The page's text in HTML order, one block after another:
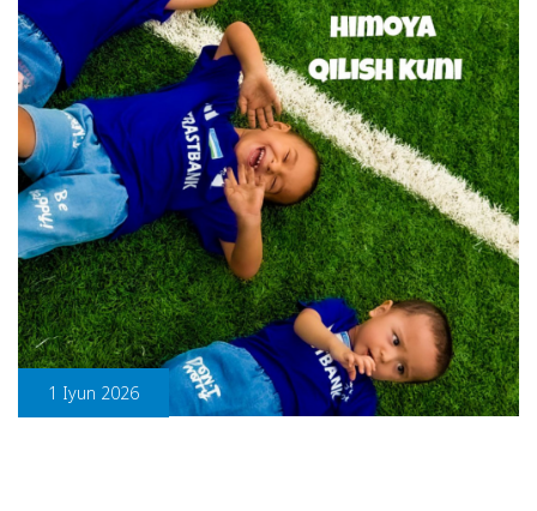
1 Iyun 2026